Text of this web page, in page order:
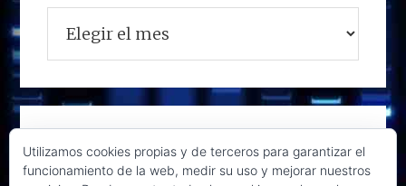
Utilizamos cookies propias y de terceros para garantizar el
funcionamiento de la web, medir su uso y mejorar nuestros